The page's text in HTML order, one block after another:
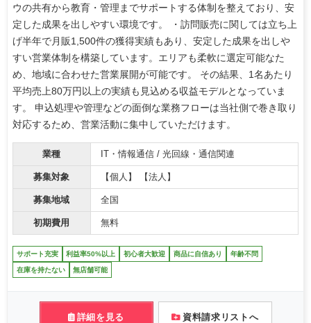
ウの共有から教育・管理までサポートする体制を整えており、安
定した成果を出しやすい環境です。 ・訪問販売に関しては立ち上
げ半年で月販1,500件の獲得実績もあり、安定した成果を出しや
すい営業体制を構築しています。エリアも柔軟に選定可能なた
め、地域に合わせた営業展開が可能です。 その結果、1名あたり
平均売上80万円以上の実績も見込める収益モデルとなっていま
す。 申込処理や管理などの面倒な業務フローは当社側で巻き取り
対応するため、営業活動に集中していただけます。
業種 IT・情報通信 / 光回線・通信関連
募集対象 【個人】 【法人】
募集地域 全国
初期費用 無料
サポート充実 利益率50%以上 初心者大歓迎 商品に自信あり 年齢不問
在庫を持たない 無店舗可能
詳細を見る 資料請求リストへ